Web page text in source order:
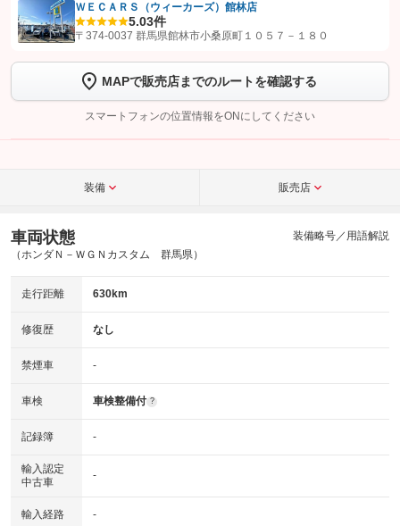
【STEP1】認証画面でグーネットを友だち追加してから「許可する」ボタンを押
トーク画面で
ボタンをタップして問い合わせを
完了してください。
こちら
ＷＥＣＡＲＳ（ウィーカーズ）館林店
5.03件
〒374-0037 群馬県館林市小桑原町１０５７－１８０
MAPで販売店までのルートを確認する
スマートフォンの位置情報をONにしてください
装備 販売店
車両状態
（ホンダＮ－ＷＧＮカスタム 群馬県）
装備略号／用語解説
走行距離 630km
修復歴 なし
禁煙車 -
車検 車検整備付 ?
記録簿 -
輸入認定
中古車
-
輸入経路 -